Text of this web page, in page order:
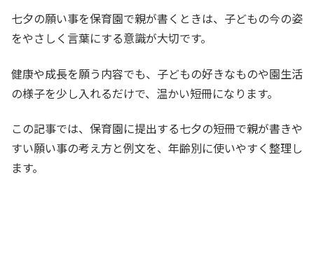
七夕の願い事を保育園で親が書くときは、子どもの今の姿
をやさしく言葉にする意識が大切です。
健康や成長を願う内容でも、子どもの好きなものや園生活
の様子を少し入れるだけで、温かい短冊になります。
この記事では、保育園に提出する七夕の短冊で親が書きや
すい願い事の考え方と例文を、年齢別に使いやすく整理し
ます。